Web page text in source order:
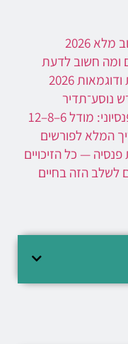
2026
ומה חשוב לדעת
2026
נוסע־תדיר
מודל 6–8–12
המלא לפורשים
— כל הזיכויים
לשלב הזה בחיים